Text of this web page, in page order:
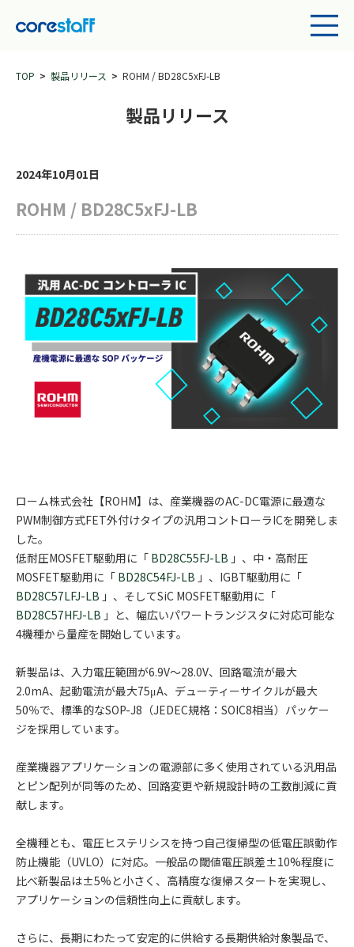
TOP 製品リリース ROHM / BD28C5xFJ-LB
製品リリース
2024年10月01日
ROHM / BD28C5xFJ-LB
ローム株式会社【ROHM】は、産業機器のAC-DC電源に最適な
PWM制御方式FET外付けタイプの汎用コントローラICを開発しま
した。
低耐圧MOSFET駆動用に「 BD28C55FJ-LB 」、中・高耐圧
MOSFET駆動用に「 BD28C54FJ-LB 」、IGBT駆動用に「
BD28C57LFJ-LB 」、そしてSiC MOSFET駆動用に「
BD28C57HFJ-LB 」と、幅広いパワートランジスタに対応可能な
4機種から量産を開始しています。
新製品は、入力電圧範囲が6.9V～28.0V、回路電流が最大
2.0mA、起動電流が最大75μA、デューティーサイクルが最大
50％で、標準的なSOP-J8（JEDEC規格：SOIC8相当）パッケー
ジを採用しています。
産業機器アプリケーションの電源部に多く使用されている汎用品
とピン配列が同等のため、回路変更や新規設計時の工数削減に貢
献します。
全機種とも、電圧ヒステリシスを持つ自己復帰型の低電圧誤動作
防止機能（UVLO）に対応。一般品の閾値電圧誤差±10%程度に
比べ新製品は±5%と小さく、高精度な復帰スタートを実現し、
アプリケーションの信頼性向上に貢献します。
さらに、長期にわたって安定的に供給する長期供給対象製品で、